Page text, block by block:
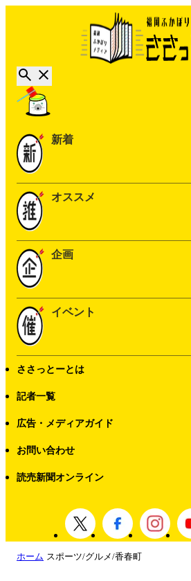
新着
オススメ
企画
イベント
ささっとーとは
記者一覧
広告・メディアガイド
お問い合わせ
読売新聞オンライン
ホーム スポーツ/グルメ/香春町